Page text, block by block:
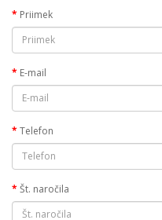
Priimek
E-mail
Telefon
Št. naročila